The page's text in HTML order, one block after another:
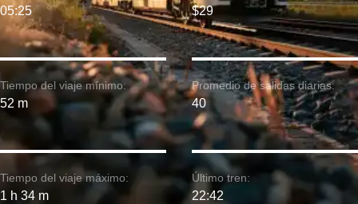
Tiempo del viaje mínimo:
52 m
05:25
Tiempo del viaje máximo:
1 h 34 m
$29
Promedio de salidas diarias:
40
Último tren:
22:42